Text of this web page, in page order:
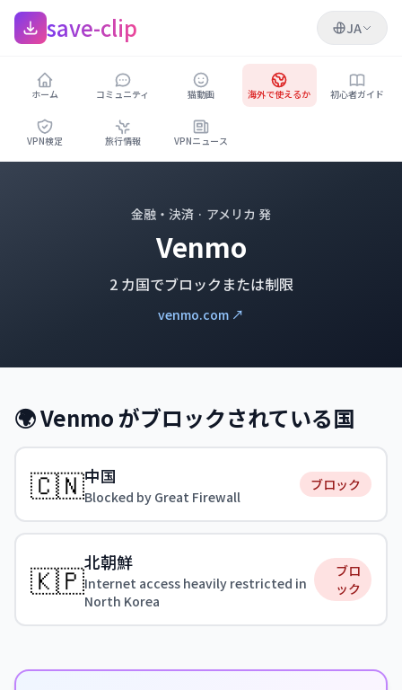
save-clip JA
ホーム コミュニティ 猫動画 海外で使えるか 初心者ガイド
VPN検定 旅行情報 VPNニュース
金融・決済 · アメリカ 発
Venmo
2 カ国でブロックまたは制限
venmo.com ↗
🌍 Venmo がブロックされている国
🇨🇳中国
Blocked by Great Firewall
ブロック
🇰🇵北朝鮮
Internet access heavily restricted in
North Korea
ブロ
ック